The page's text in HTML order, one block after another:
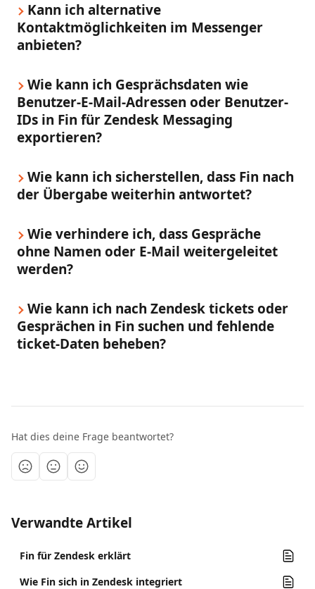
Kann ich alternative
Kontaktmöglichkeiten im Messenger
anbieten?
Wie kann ich Gesprächsdaten wie
Benutzer-E-Mail-Adressen oder Benutzer-
IDs in Fin für Zendesk Messaging
exportieren?
Wie kann ich sicherstellen, dass Fin nach
der Übergabe weiterhin antwortet?
Wie verhindere ich, dass Gespräche
ohne Namen oder E-Mail weitergeleitet
werden?
Wie kann ich nach Zendesk tickets oder
Gesprächen in Fin suchen und fehlende
ticket-Daten beheben?
Hat dies deine Frage beantwortet?
Verwandte Artikel
Fin für Zendesk erklärt
Wie Fin sich in Zendesk integriert